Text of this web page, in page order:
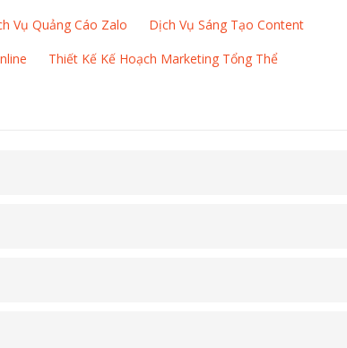
Vụ Quảng Cáo Zalo
Dịch Vụ Sáng Tạo Content
Thiết Kế Kế Hoạch Marketing Tổng Thể